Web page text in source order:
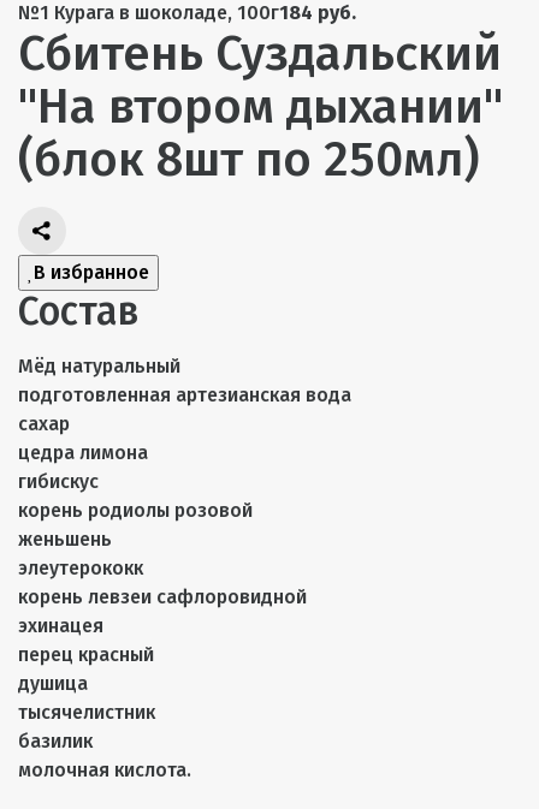
№1 Курага в шоколаде, 100г184 руб.
Сбитень Суздальский
"На втором дыхании"
(блок 8шт по 250мл)
В избранное
Состав
Мёд натуральный
подготовленная артезианская вода
сахар
цедра лимона
гибискус
корень родиолы розовой
женьшень
элеутерококк
корень левзеи сафлоровидной
эхинацея
перец красный
душица
тысячелистник
базилик
молочная кислота.